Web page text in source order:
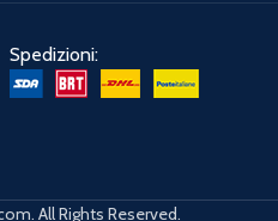
Spedizioni:
All Rights Reserved.